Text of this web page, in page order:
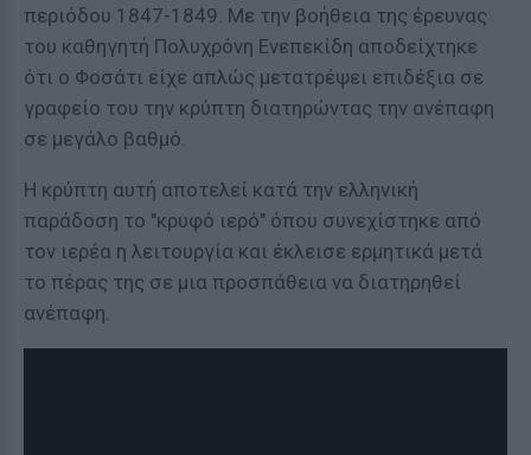
περιόδου 1847-1849. Με την βοήθεια της έρευνας
του καθηγητή Πολυχρόνη Ενεπεκίδη αποδείχτηκε
ότι ο Φοσάτι είχε απλώς μετατρέψει επιδέξια σε
γραφείο του την κρύπτη διατηρώντας την ανέπαφη
σε μεγάλο βαθμό.
Η κρύπτη αυτή αποτελεί κατά την ελληνική
παράδοση το "κρυφό ιερό" όπου συνεχίστηκε από
τον ιερέα η λειτουργία και έκλεισε ερμητικά μετά
το πέρας της σε μια προσπάθεια να διατηρηθεί
ανέπαφη.